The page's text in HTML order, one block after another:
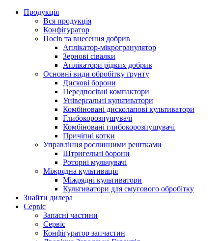
Продукція
Вся продукція
Конфігуратор
Посів та внесення добрив
Аплікатор-мікрогранулятор
Зернові сівалки
Аплікатори рідких добрив
Oсновні види обробітку ґрунту
Дискові борони
Передпосівні компактори
Універсальні культиватори
Комбіновані дисколапові культиватори
Глибокорозпушувачі
Комбіновані глибокорозпушувачі
Причіпні котки
Управління рослинними рештками
Штригельні борони
Pоторні мульчувачі
Міжрядна культивація
Міжрядні культиватори
Культиватори для смугового обробітку
Знайти дилера
Сервіс
Запасні частини
Сервіс
Конфігуратор запчастин